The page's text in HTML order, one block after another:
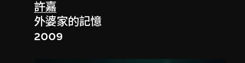
許嘉
外婆家的記憶
2009